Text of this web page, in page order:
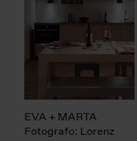
EVA + MARTA
Fotografo: Lorenz